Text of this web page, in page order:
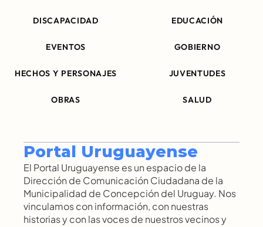
DISCAPACIDAD EDUCACIÓN
EVENTOS GOBIERNO
HECHOS Y PERSONAJES JUVENTUDES
OBRAS SALUD
Portal Uruguayense
El Portal Uruguayense es un espacio de la
Dirección de Comunicación Ciudadana de la
Municipalidad de Concepción del Uruguay. Nos
vinculamos con información, con nuestras
historias y con las voces de nuestros vecinos y